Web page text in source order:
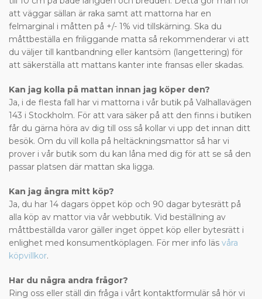
att väggar sällan är raka samt att mattorna har en
felmarginal i måtten på +/- 1% vid tillskärning. Ska du
måttbeställa en friliggande matta så rekommenderar vi att
du väljer till kantbandning eller kantsöm (langettering) för
att säkerställa att mattans kanter inte fransas eller skadas.
Kan jag kolla på mattan innan jag köper den?
Ja, i de flesta fall har vi mattorna i vår butik på Valhallavägen
143 i Stockholm. För att vara säker på att den finns i butiken
får du gärna höra av dig till oss så kollar vi upp det innan ditt
besök. Om du vill kolla på heltäckningsmattor så har vi
prover i vår butik som du kan låna med dig för att se så den
passar platsen där mattan ska ligga.
Kan jag ångra mitt köp?
Ja, du har 14 dagars öppet köp och 90 dagar bytesrätt på
alla köp av mattor via vår webbutik. Vid beställning av
måttbeställda varor gäller inget öppet köp eller bytesrätt i
enlighet med konsumentköplagen. För mer info läs våra
köpvillkor.
Har du några andra frågor?
Ring oss eller ställ din fråga i vårt kontaktformulär så hör vi